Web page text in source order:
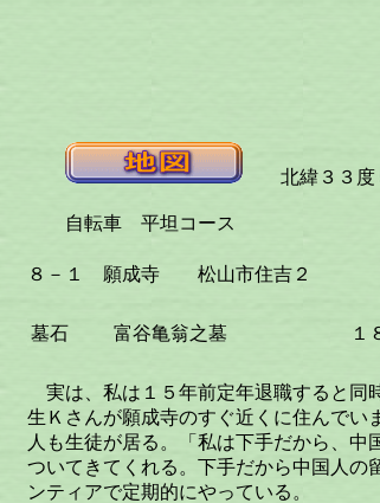
北緯３３度
自転車 平坦コース
８－１ 願成寺 松山市住吉２
墓石 富谷亀翁之墓 １
実は、私は１５年前定年退職すると同
生Ｋさんが願成寺のすぐ近くに住んでい
人も生徒が居る。「私は下手だから、
ついてきてくれる。下手だから中国人の
ンティアで定期的にやっている。